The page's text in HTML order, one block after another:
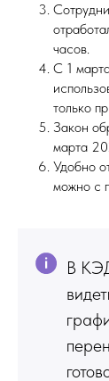
часов.
С 1
только
Закон
марта
Удобно
можно с
В